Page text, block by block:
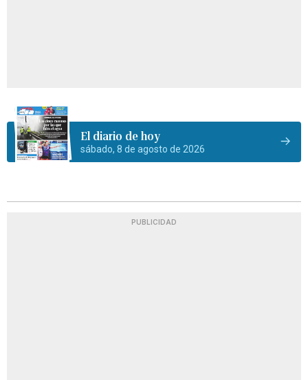
El diario de hoy
sábado, 8 de agosto de 2026
PUBLICIDAD